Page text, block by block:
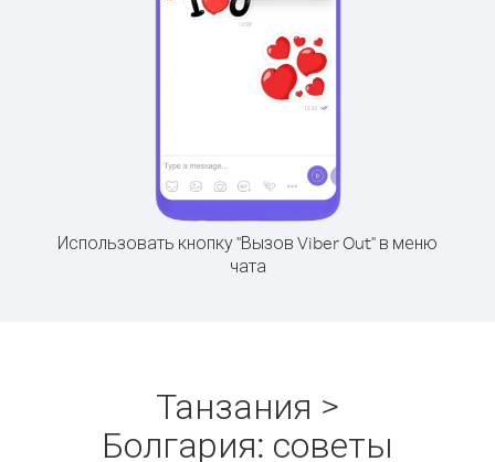
Использовать кнопку "Вызов Viber Out" в меню
чата
Танзания >
Болгария: советы